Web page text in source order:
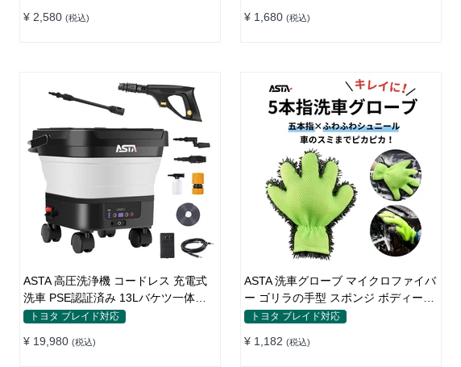
ホイール対応 洗車 用途別に使い分け
¥ 2,580 (税込)
洗車クロス
¥ 1,680 (税込)
ASTA 高圧洗浄機 コードレス 充電式
洗車 PSE認証済み 13Lバケツ一体型
折りたたみ式 超軽量 キャスター付き
接続アダプター ショートノズル フォ
トヨタ ブレイド対応
¥ 19,980 (税込)
ASTA 洗車グローブ マイクロファイバ
ー ゴリラの手型 スポンジ ボディー用
傷防止 吸水速乾 手洗い 洗車用品 車
オル代用 1個入り
トヨタ ブレイド対応
¥ 1,182 (税込)